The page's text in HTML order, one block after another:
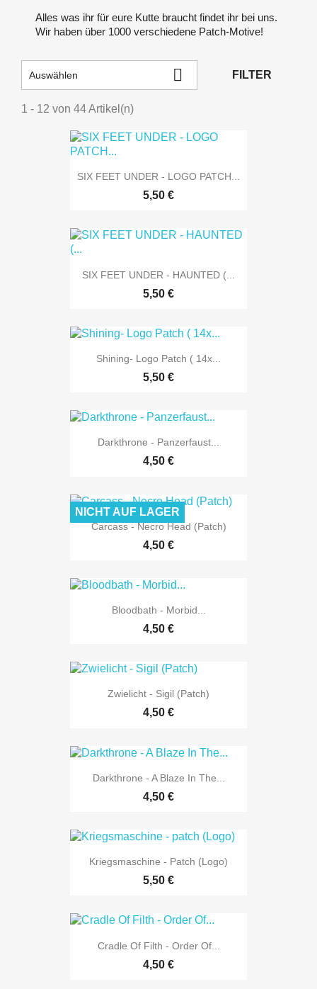
Alles was ihr für eure Kutte braucht findet ihr bei uns.
Wir haben über 1000 verschiedene Patch-Motive!
Auswählen  FILTER
1 - 12 von 44 Artikel(n)
SIX FEET UNDER - LOGO PATCH...
5,50 €
SIX FEET UNDER - HAUNTED (...
5,50 €
Shining- Logo Patch ( 14x...
5,50 €
Darkthrone - Panzerfaust...
4,50 €
Carcass - Necro Head (Patch)
4,50 €
NICHT AUF LAGER
Bloodbath - Morbid...
4,50 €
Zwielicht - Sigil (Patch)
4,50 €
Darkthrone - A Blaze In The...
4,50 €
Kriegsmaschine - Patch (Logo)
5,50 €
Cradle Of Filth - Order Of...
4,50 €